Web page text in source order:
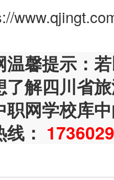
温馨提示：
了解四川省
职网学校库
：